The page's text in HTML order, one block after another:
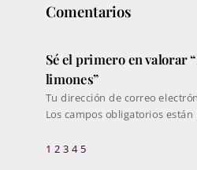
Comentarios
Sé el primero en valorar
limones”
Tu dirección de correo
Los campos obligatorios están
1 2 3 4 5